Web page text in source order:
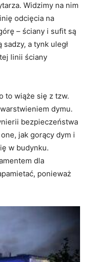
Widzimy na nim
odcięcia na
– ściany i sufit są
a tynk uległ
linii ściany
to wiąże się z tzw.
dymu.
bezpieczeństwa
jak gorący dym i
w budynku.
dla
ponieważ